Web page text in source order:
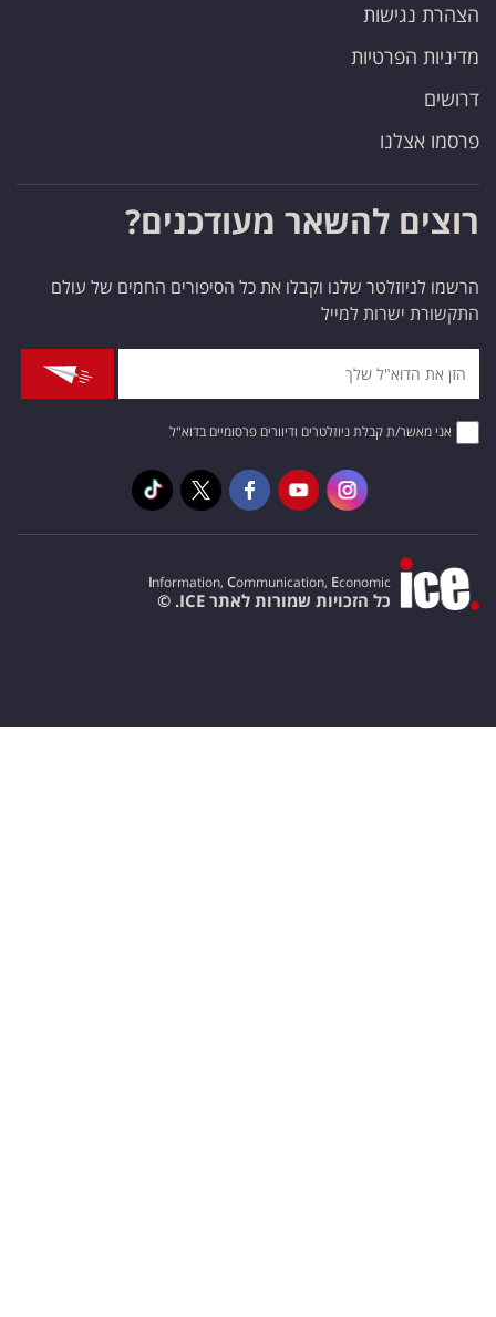
הצהרת נגישות
מדיניות הפרטיות
דרושים
פרסמו אצלנו
רוצים להשאר מעודכנים?
הרשמו לניוזלטר שלנו וקבלו את כל הסיפורים החמים של עולם
התקשורת ישרות למייל
אני מאשר/ת קבלת ניוזלטרים ודיוורים פרסומיים בדוא"ל
Information, Communication, Economic
כל הזכויות שמורות לאתר ICE. ©